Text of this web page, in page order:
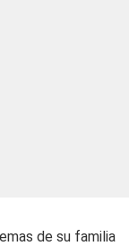
de su familia